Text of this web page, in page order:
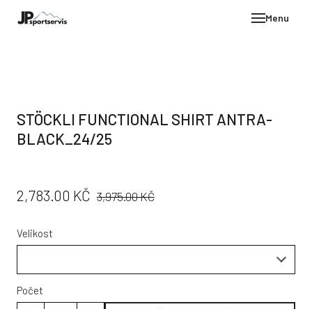
Menu
STÖCKLI FUNCTIONAL SHIRT ANTRA-
BLACK_24/25
CENA:
2,783.00 KČ PŮVODNÍ
3,975.00 KČ
Velikost
Počet